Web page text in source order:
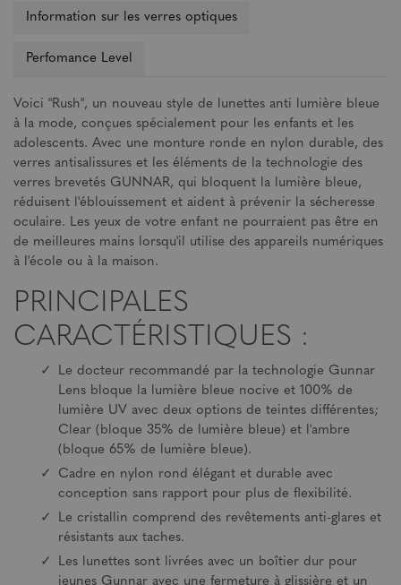
Information sur les verres optiques
Perfomance Level
Voici "Rush", un nouveau style de lunettes anti lumière bleue
à la mode, conçues spécialement pour les enfants et les
adolescents. Avec une monture ronde en nylon durable, des
verres antisalissures et les éléments de la technologie des
verres brevetés GUNNAR, qui bloquent la lumière bleue,
réduisent l'éblouissement et aident à prévenir la sécheresse
oculaire. Les yeux de votre enfant ne pourraient pas être en
de meilleures mains lorsqu'il utilise des appareils numériques
à l'école ou à la maison.
PRINCIPALES
CARACTÉRISTIQUES :
Le docteur recommandé par la technologie Gunnar
Lens bloque la lumière bleue nocive et 100% de
lumière UV avec deux options de teintes différentes;
Clear (bloque 35% de lumière bleue) et l'ambre
(bloque 65% de lumière bleue).
Cadre en nylon rond élégant et durable avec
conception sans rapport pour plus de flexibilité.
Le cristallin comprend des revêtements anti-glares et
résistants aux taches.
Les lunettes sont livrées avec un boîtier dur pour
jeunes Gunnar avec une fermeture à glissière et un